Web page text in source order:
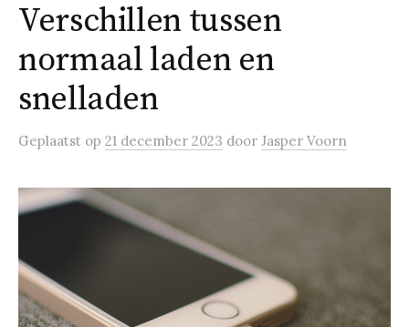
Verschillen tussen
normaal laden en
snelladen
Geplaatst op 21 december 2023 door Jasper Voorn